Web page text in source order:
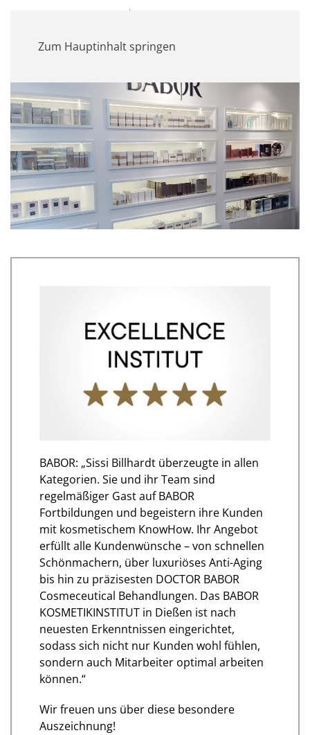
Zum Hauptinhalt springen
BABOR: „Sissi Billhardt überzeugte in allen
Kategorien. Sie und ihr Team sind
regelmäßiger Gast auf BABOR
Fortbildungen und begeistern ihre Kunden
mit kosmetischem KnowHow. Ihr Angebot
erfüllt alle Kundenwünsche – von schnellen
Schönmachern, über luxuriöses Anti-Aging
bis hin zu präzisesten DOCTOR BABOR
Cosmeceutical Behandlungen. Das BABOR
KOSMETIKINSTITUT in Dießen ist nach
neuesten Erkenntnissen eingerichtet,
sodass sich nicht nur Kunden wohl fühlen,
sondern auch Mitarbeiter optimal arbeiten
können.“
Wir freuen uns über diese besondere
Auszeichnung!